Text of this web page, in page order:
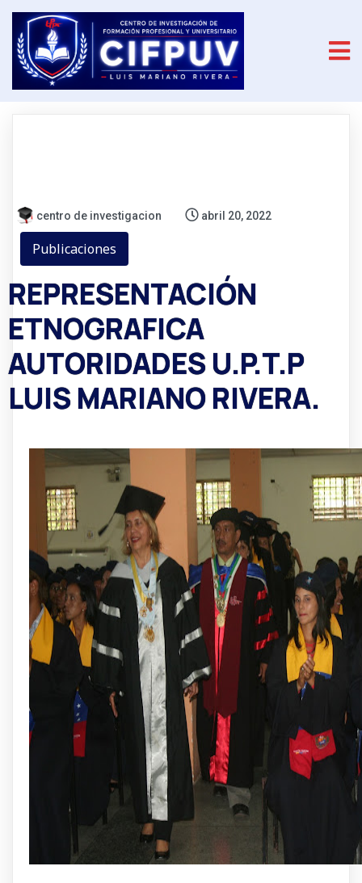
centro de investigacion abril 20, 2022
Publicaciones
REPRESENTACIÓN
ETNOGRAFICA
AUTORIDADES U.P.T.P
LUIS MARIANO RIVERA.